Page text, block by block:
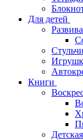
Для детей
Книги